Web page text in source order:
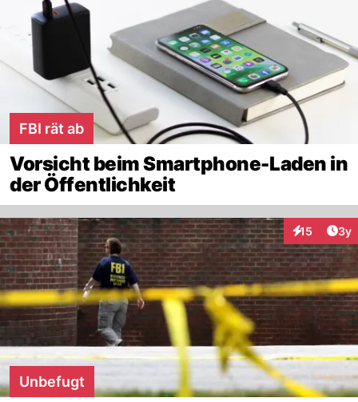
FBI rät ab
Vorsicht beim Smartphone-Laden in
der Öffentlichkeit
15 3y
Unbefugt